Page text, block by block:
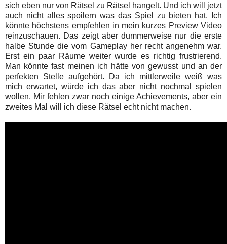
sich eben nur von Rätsel zu Rätsel hangelt. Und ich will jetzt
auch nicht alles spoilern was das Spiel zu bieten hat. Ich
könnte höchstens empfehlen in mein kurzes Preview Video
reinzuschauen. Das zeigt aber dummerweise nur die erste
halbe Stunde die vom Gameplay her recht angenehm war.
Erst ein paar Räume weiter wurde es richtig frustrierend.
Man könnte fast meinen ich hätte von gewusst und an der
perfekten Stelle aufgehört. Da ich mittlerweile weiß was
mich erwartet, würde ich das aber nicht nochmal spielen
wollen. Mir fehlen zwar noch einige Achievements, aber ein
zweites Mal will ich diese Rätsel echt nicht machen.